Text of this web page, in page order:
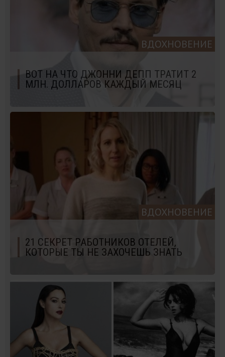
ВДОХНОВЕНИЕ
ВОТ НА ЧТО ДЖОННИ ДЕПП ТРАТИТ 2
МЛН. ДОЛЛАРОВ КАЖДЫЙ МЕСЯЦ
ВДОХНОВЕНИЕ
21 СЕКРЕТ РАБОТНИКОВ ОТЕЛЕЙ,
КОТОРЫЕ ТЫ НЕ ЗАХОЧЕШЬ ЗНАТЬ